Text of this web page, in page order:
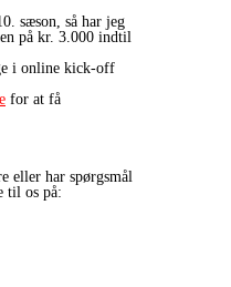
sæson, så har jeg
på kr. 3.000 indtil
i online kick-off
for at få
eller har spørgsmål
til os på: